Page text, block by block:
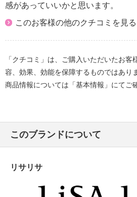
感があっていいかと思います。
このお客様の他のクチコミを見る
「クチコミ」は、ご購入いただいたお客
容、効果、効能を保障するものではあり
商品情報については「基本情報」にてご
このブランドについて
リサリサ